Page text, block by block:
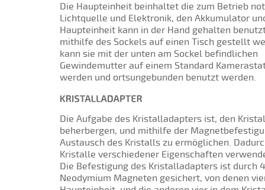
Die Haupteinheit beinhaltet die zum Betrieb
Lichtquelle und Elektronik, den Akkumulator
Haupteinheit kann in der Hand gehalten
mithilfe des Sockels auf einen Tisch gestellt
kann sie mit der unten am Sockel befindlichen
Gewindemutter auf einem Standard
werden und ortsungebunden benutzt werden.
Die Aufgabe des Kristalladapters ist, den
beherbergen, und mithilfe der
Austausch des Kristalls zu ermöglichen.
Kristalle verschiedener Eigenschaften
Die Befestigung des Kristalladapters ist durch
Neodymium Magneten gesichert, von denen